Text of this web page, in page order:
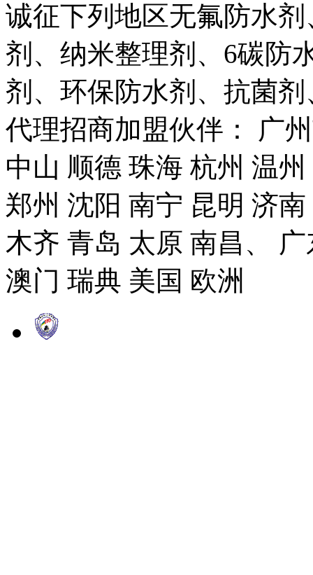
诚征下列地区无氟防水
剂、纳米整理剂、6碳防
剂、环保防水剂、抗菌
代理招商加盟伙伴： 广
中山 顺德 珠海 杭州 温
郑州 沈阳 南宁 昆明 济
木齐 青岛 太原 南昌、
澳门 瑞典 美国 欧洲